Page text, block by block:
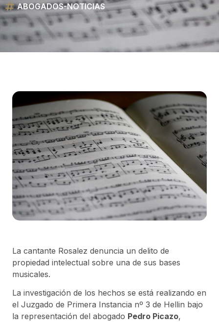
ABOGADOS-NOTICIAS
La cantante Rosalez denuncia un delito de
propiedad intelectual sobre una de sus bases
musicales.
La investigación de los hechos se está realizando en
el Juzgado de Primera Instancia nº 3 de Hellin bajo
la representación del abogado Pedro Picazo,